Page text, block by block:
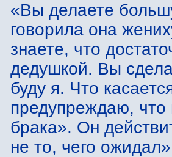
«Вы делаете
говорила она
знаете, что
дедушкой. Вы
буду я. Что
предупреждаю, что
брака». Он
не то, чего